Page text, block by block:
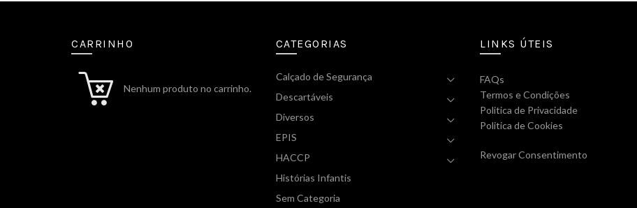
CARRINHO
Nenhum produto no carrinho.
CATEGORIAS
Calçado de Segurança
Descartáveis
Diversos
EPIS
HACCP
Histórias Infantis
Sem Categoria
LINKS ÚTEIS
FAQs
Termos e Condições
Politica de Privacidade
Politica de Cookies
Revogar Consentimento